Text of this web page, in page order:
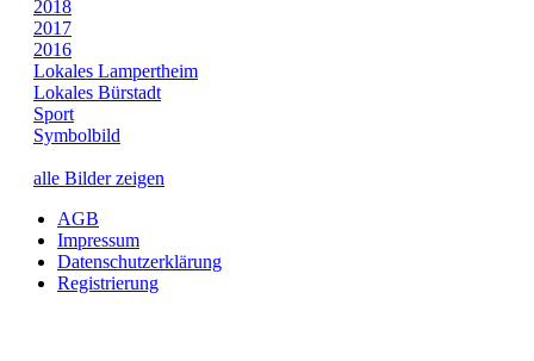
2018
2017
2016
Lokales Lampertheim
Lokales Bürstadt
Sport
Symbolbild
alle Bilder zeigen
AGB
Impressum
Datenschutzerklärung
Registrierung